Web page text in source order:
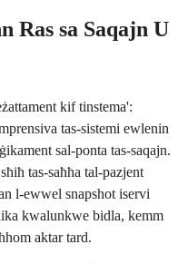
sa Saqajn U
kif tinstema':
tas-sistemi ewlenin
sal-ponta tas-saqajn.
tas-saħħa tal-pazjent
l-ewwel snapshot iservi
kwalunkwe bidla, kemm
aktar tard.